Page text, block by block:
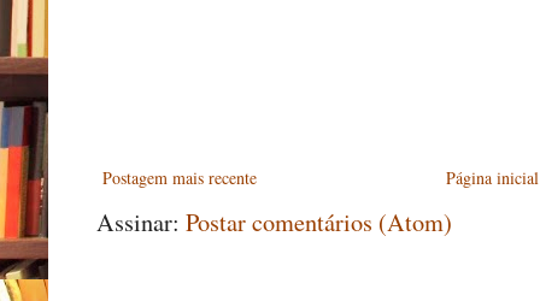
Postagem mais recente Página inicial
Assinar: Postar comentários (Atom)